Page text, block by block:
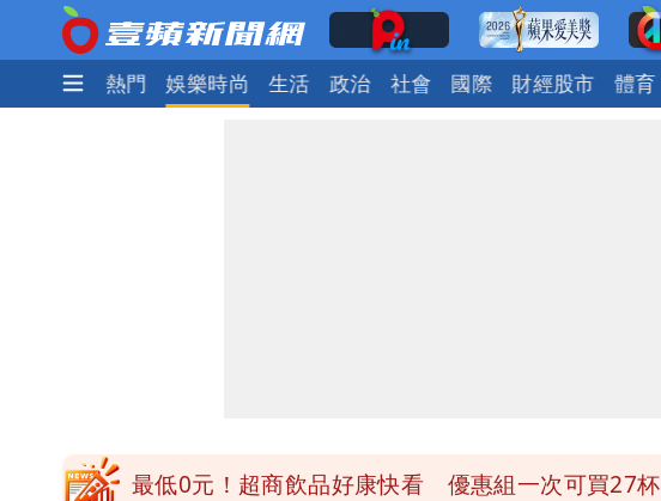
焦點 熱門 娛樂時尚 生活 政治 社會 國際 財經股市 體育
最低0元！超商飲品好康快看 優惠組一次可買27杯